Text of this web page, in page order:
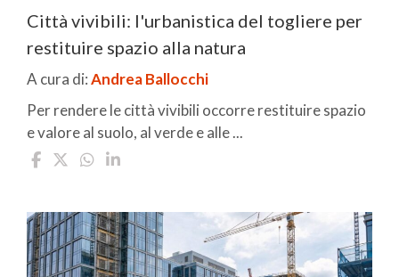
Città vivibili: l'urbanistica del togliere per
restituire spazio alla natura
A cura di:Andrea Ballocchi
Per rendere le città vivibili occorre restituire spazio
e valore al suolo, al verde e alle ...